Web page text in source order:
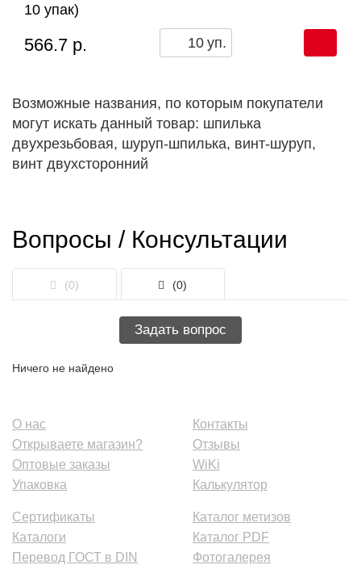
10 упак)
566.7 р. уп.
Возможные названия, по которым покупатели
могут искать данный товар: шпилька
двухрезьбовая, шуруп-шпилька, винт-шуруп,
винт двухсторонний
Вопросы / Консультации
(0) (0)
Задать вопрос
Ничего не найдено
О нас
Открываете магазин?
Оптовые заказы
Упаковка
Контакты
Отзывы
WiKi
Калькулятор
Сертификаты
Каталоги
Перевод ГОСТ в DIN
Каталог метизов
Каталог PDF
Фотогалерея